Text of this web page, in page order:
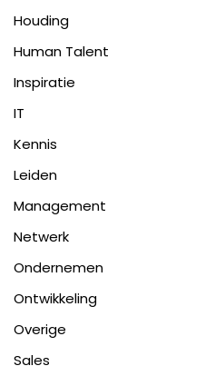
Houding
Human Talent
Inspiratie
IT
Kennis
Leiden
Management
Netwerk
Ondernemen
Ontwikkeling
Overige
Sales